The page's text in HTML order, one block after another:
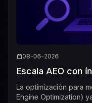
08-06-2026
Escala AEO con
La optimización para
Engine Optimization)